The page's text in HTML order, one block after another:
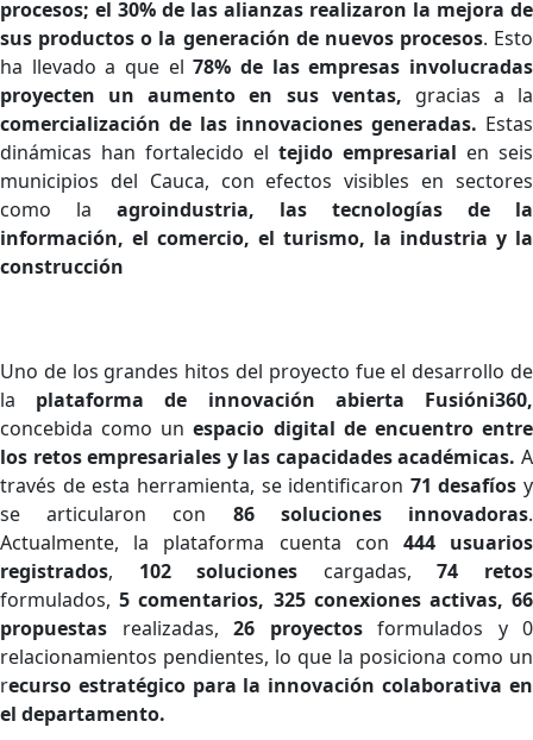
procesos; el 30% de las alianzas realizaron la mejora de
sus productos o la generación de nuevos procesos. Esto
ha llevado a que el78% de las empresas involucradas
proyecten un aumento en sus ventas, gracias a la
comercialización de las innovaciones generadas. Estas
dinámicas han fortalecido el tejido empresarial en seis
municipios del Cauca, con efectos visibles en sectores
como la agroindustria, las tecnologías de la
información, el comercio, el turismo, la industria y la
construcción
Uno de los grandes hitos del proyecto fue el desarrollo de
la plataforma de innovación abierta Fusióni360,
concebida como un espacio digital de encuentro entre
los retos empresariales y las capacidades académicas. A
través de esta herramienta, se identificaron 71 desafíos y
se articularon con 86 soluciones innovadoras.
Actualmente, la plataforma cuenta con 444 usuarios
registrados, 102 soluciones cargadas,74 retos
formulados,5 comentarios, 325 conexiones activas, 66
propuestas realizadas, 26 proyectosformulados y 0
relacionamientos pendientes, lo que la posiciona como un
recurso estratégico para la innovación colaborativa en
el departamento.